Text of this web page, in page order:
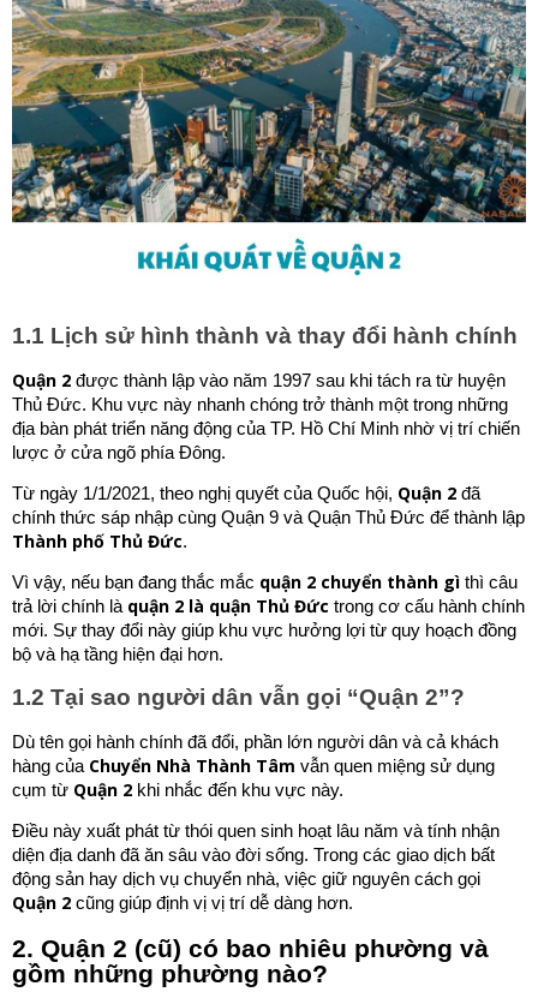
1.1 Lịch sử hình thành và thay đổi hành chính
Quận 2 được thành lập vào năm 1997 sau khi tách ra từ huyện
Thủ Đức. Khu vực này nhanh chóng trở thành một trong những
địa bàn phát triển năng động của TP. Hồ Chí Minh nhờ vị trí chiến
lược ở cửa ngõ phía Đông.
Từ ngày 1/1/2021, theo nghị quyết của Quốc hội, Quận 2 đã
chính thức sáp nhập cùng Quận 9 và Quận Thủ Đức để thành lập
Thành phố Thủ Đức.
Vì vậy, nếu bạn đang thắc mắc quận 2 chuyển thành gì thì câu
trả lời chính là quận 2 là quận Thủ Đức trong cơ cấu hành chính
mới. Sự thay đổi này giúp khu vực hưởng lợi từ quy hoạch đồng
bộ và hạ tầng hiện đại hơn.
1.2 Tại sao người dân vẫn gọi “Quận 2”?
Dù tên gọi hành chính đã đổi, phần lớn người dân và cả khách
hàng của Chuyển Nhà Thành Tâm vẫn quen miệng sử dụng
cụm từ Quận 2 khi nhắc đến khu vực này.
Điều này xuất phát từ thói quen sinh hoạt lâu năm và tính nhận
diện địa danh đã ăn sâu vào đời sống. Trong các giao dịch bất
động sản hay dịch vụ chuyển nhà, việc giữ nguyên cách gọi
Quận 2 cũng giúp định vị vị trí dễ dàng hơn.
2. Quận 2 (cũ) có bao nhiêu phường và
gồm những phường nào?